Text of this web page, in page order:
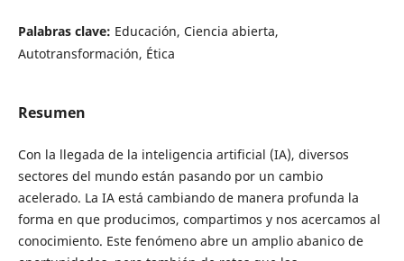
Palabras clave: Educación, Ciencia abierta,
Autotransformación, Ética
Resumen
Con la llegada de la inteligencia artificial (IA), diversos
sectores del mundo están pasando por un cambio
acelerado. La IA está cambiando de manera profunda la
forma en que producimos, compartimos y nos acercamos al
conocimiento. Este fenómeno abre un amplio abanico de